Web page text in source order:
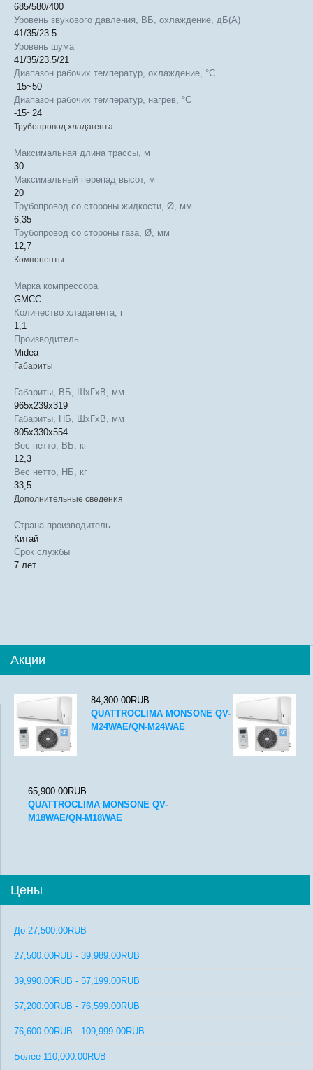
685/580/400
Уровень звукового давления, ВБ, охлаждение, дБ(А)
41/35/23.5
Уровень шума
41/35/23.5/21
Диапазон рабочих температур, охлаждение, °C
-15~50
Диапазон рабочих температур, нагрев, °C
-15~24
Трубопровод хладагента
Максимальная длина трассы, м
30
Максимальный перепад высот, м
20
Трубопровод со стороны жидкости, Ø, мм
6,35
Трубопровод со стороны газа, Ø, мм
12,7
Компоненты
Марка компрессора
GMCC
Количество хладагента, г
1,1
Производитель
Midea
Габариты
Габариты, ВБ, ШхГхВ, мм
965x239x319
Габариты, НБ, ШхГхВ, мм
805x330x554
Вес нетто, ВБ, кг
12,3
Вес нетто, НБ, кг
33,5
Дополнительные сведения
Страна производитель
Китай
Срок службы
7 лет
Акции
84,300.00RUB
QUATTROCLIMA MONSONE QV-
M24WAE/QN-M24WAE
65,900.00RUB
QUATTROCLIMA MONSONE QV-
M18WAE/QN-M18WAE
Цены
До 27,500.00RUB
27,500.00RUB - 39,989.00RUB
39,990.00RUB - 57,199.00RUB
57,200.00RUB - 76,599.00RUB
76,600.00RUB - 109,999.00RUB
Более 110,000.00RUB